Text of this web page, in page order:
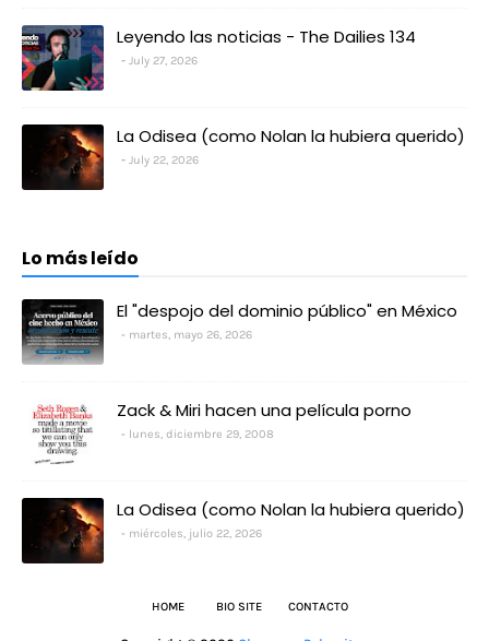
Leyendo las noticias - The Dailies 134
July 27, 2026
La Odisea (como Nolan la hubiera querido)
July 22, 2026
Lo más leído
El "despojo del dominio público" en México
martes, mayo 26, 2026
Zack & Miri hacen una película porno
lunes, diciembre 29, 2008
La Odisea (como Nolan la hubiera querido)
miércoles, julio 22, 2026
HOME BIO SITE CONTACTO